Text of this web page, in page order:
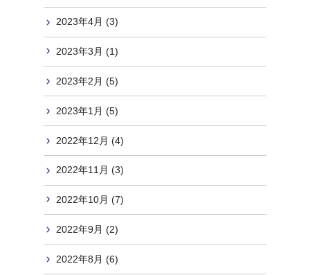
2023年4月 (3)
2023年3月 (1)
2023年2月 (5)
2023年1月 (5)
2022年12月 (4)
2022年11月 (3)
2022年10月 (7)
2022年9月 (2)
2022年8月 (6)